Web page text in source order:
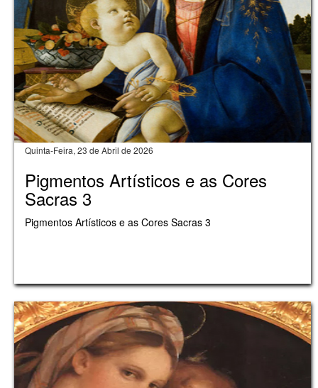
Quinta-Feira, 23 de Abril de 2026
Pigmentos Artísticos e as Cores
Sacras 3
Pigmentos Artísticos e as Cores Sacras 3